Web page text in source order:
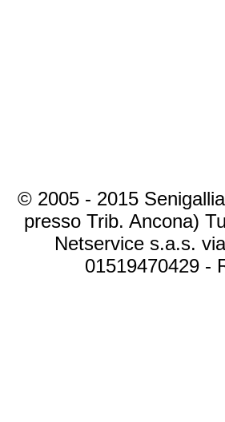
© 2005 - 2015
presso Trib. Ancona)
Netservice s.a.s.
01519470429 -